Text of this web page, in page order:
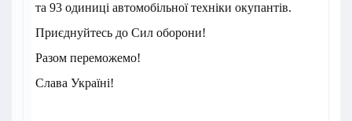
та 93 одиниці автомобільної техніки окупантів.
Приєднуйтесь до Сил оборони!
Разом переможемо!
Слава Україні!